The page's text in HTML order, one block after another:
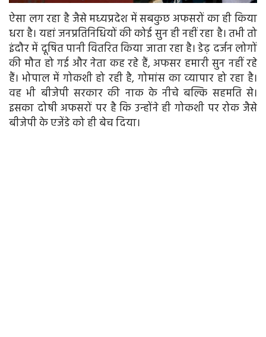
ऐसा लग रहा है जैसे मध्‍यप्रदेश में सबकुछ अफसरों का ही किया
धरा है। यहां जनप्रतिनिधियों की कोई सुन ही नहीं रहा है। तभी तो
इंदौर में दूषित पानी वितरित किया जाता रहा है। डेढ़ दर्जन लोगों
की मौत हो गई और नेता कह रहे हैं, अफसर हमारी सुन नहीं रहे
हैं। भोपाल में गोकशी हो रही है, गोमांस का व्‍यापार हो रहा है।
वह भी बीजेपी सरकार की नाक के नीचे बल्कि सहमति से।
इसका दोषी अफसरों पर है कि उन्‍होंने ही गोकशी पर रोक जैसे
बीजेपी के एजेंडे को ही बेच दिया।